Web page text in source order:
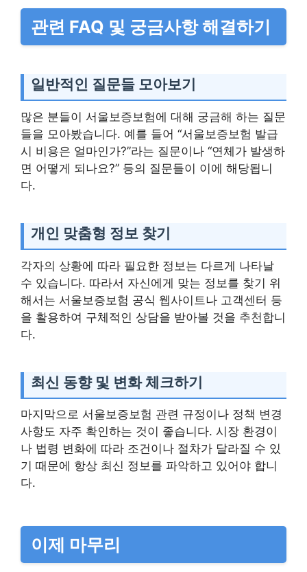
관련 FAQ 및 궁금사항 해결하기
일반적인 질문들 모아보기
많은 분들이 서울보증보험에 대해 궁금해 하는 질문
들을 모아봤습니다. 예를 들어 “서울보증보험 발급
시 비용은 얼마인가?”라는 질문이나 “연체가 발생하
면 어떻게 되나요?” 등의 질문들이 이에 해당됩니
다.
개인 맞춤형 정보 찾기
각자의 상황에 따라 필요한 정보는 다르게 나타날
수 있습니다. 따라서 자신에게 맞는 정보를 찾기 위
해서는 서울보증보험 공식 웹사이트나 고객센터 등
을 활용하여 구체적인 상담을 받아볼 것을 추천합니
다.
최신 동향 및 변화 체크하기
마지막으로 서울보증보험 관련 규정이나 정책 변경
사항도 자주 확인하는 것이 좋습니다. 시장 환경이
나 법령 변화에 따라 조건이나 절차가 달라질 수 있
기 때문에 항상 최신 정보를 파악하고 있어야 합니
다.
이제 마무리